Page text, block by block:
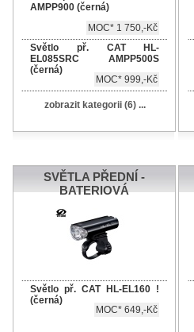
AMPP900 (černá)
MOC* 1 750,-Kč
Světlo př. CAT HL-
EL085SRC AMPP500S
(černá)
MOC* 999,-Kč
zobrazit kategorii (6) ...
SVĚTLA PŘEDNÍ -
BATERIOVÁ
Světlo př. CAT HL-EL160 !
(černá)
MOC* 649,-Kč